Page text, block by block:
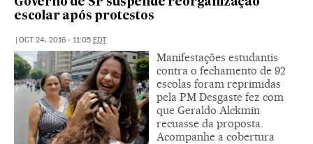
escolar após protestos
| OCT 24, 2016 - 11:05 EDT
Manifestações estudantis
contra o fechamento de 92
escolas foram reprimidas
pela PM Desgaste fez com
que Geraldo Alckmin
recuasse da proposta.
Acompanhe a cobertura